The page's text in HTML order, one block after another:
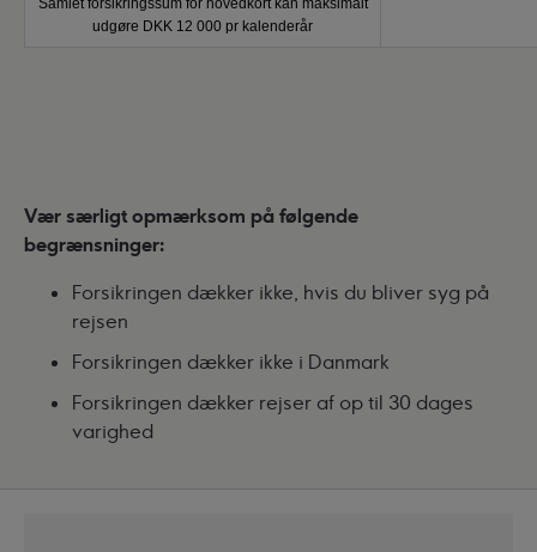
Samlet forsikringssum for hovedkort kan maksimalt
udgøre DKK 12 000 pr kalenderår
Vær særligt opmærksom på følgende
begrænsninger:
Forsikringen dækker ikke, hvis du bliver syg på
rejsen
Forsikringen dækker ikke i Danmark
Forsikringen dækker rejser af op til 30 dages
varighed